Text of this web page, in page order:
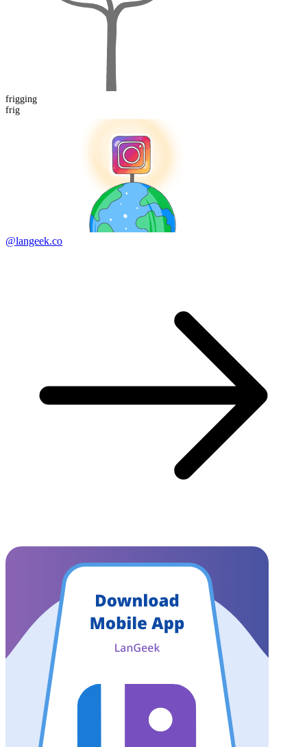
frigging
frig
@langeek.co